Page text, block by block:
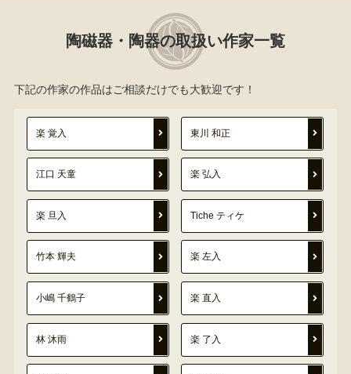
陶磁器・陶器の取扱い作家一覧
下記の作家の作品はご相談だけでも大歓迎です！
楽 覚入 東川 和正
江口 天童 楽 弘入
楽 旦入 Tiche ティケ
竹本 輝夫 楽 左入
小嶋 千鶴子 楽 直入
林 沐雨 楽 了入